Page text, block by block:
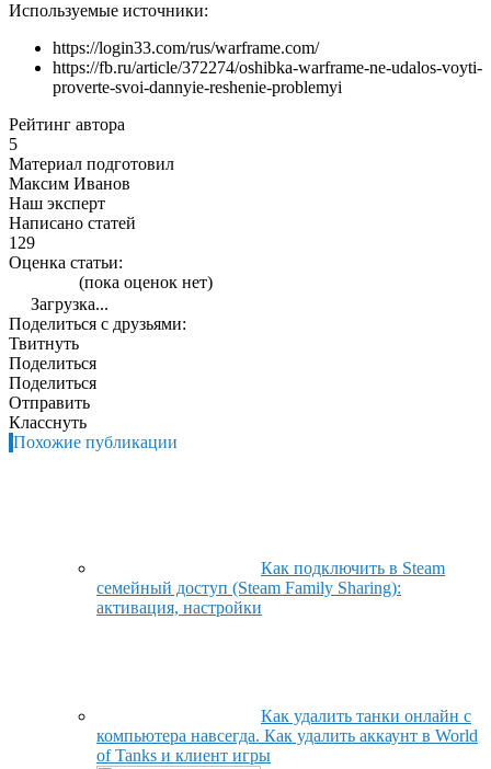
Используемые источники:
https://login33.com/rus/warframe.com/
https://fb.ru/article/372274/oshibka-warframe-ne-udalos-voyti-
proverte-svoi-dannyie-reshenie-problemyi
Рейтинг автора
5
Материал подготовил
Максим Иванов
Наш эксперт
Написано статей
129
Оценка статьи:
(пока оценок нет)
Загрузка...
Поделиться с друзьями:
Твитнуть
Поделиться
Поделиться
Отправить
Класснуть
Похожие публикации
Как подключить в Steam
семейный доступ (Steam Family Sharing):
активация, настройки
Как удалить танки онлайн с
компьютера навсегда. Как удалить аккаунт в World
of Tanks и клиент игры